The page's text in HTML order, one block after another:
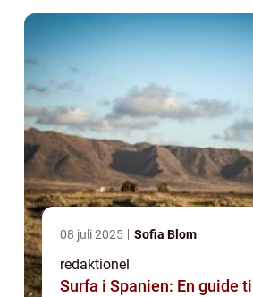
världe...
08 juli 2025 Sofia Blom
redaktionel
Surfa i Spanien: En guide till